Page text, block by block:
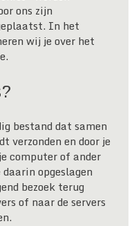
ons zijn
In het
wij je over het
bestand dat samen
verzonden en door je
computer of ander
opgeslagen
bezoek terug
of naar de servers